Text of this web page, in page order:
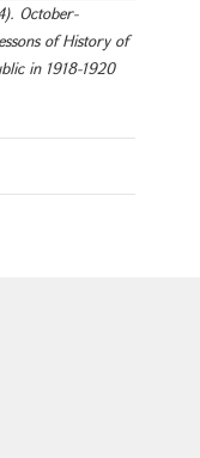
October-
of History of
in 1918-1920